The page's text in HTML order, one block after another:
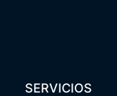
SERVICIOS